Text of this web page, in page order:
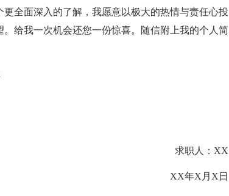
面深入的了解，我愿意以极大的热情与责任心投
给我一次机会还您一份惊喜。随信附上我的个人简
求职人：XX
XX年X月X日